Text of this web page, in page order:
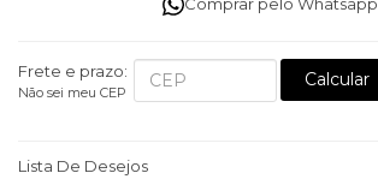
Frete e prazo:
Não sei meu CEP
Calcular
Lista De Desejos